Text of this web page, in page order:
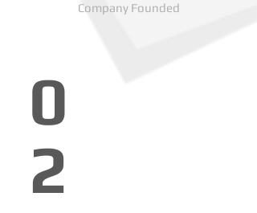
Company Founded
0
2